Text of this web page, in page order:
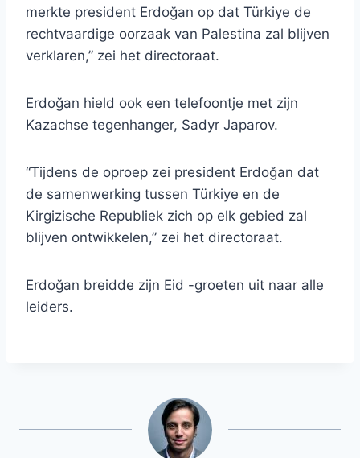
merkte president Erdoğan op dat Türkiye de
rechtvaardige oorzaak van Palestina zal blijven
verklaren,” zei het directoraat.
Erdoğan hield ook een telefoontje met zijn
Kazachse tegenhanger, Sadyr Japarov.
“Tijdens de oproep zei president Erdoğan dat
de samenwerking tussen Türkiye en de
Kirgizische Republiek zich op elk gebied zal
blijven ontwikkelen,” zei het directoraat.
Erdoğan breidde zijn Eid -groeten uit naar alle
leiders.